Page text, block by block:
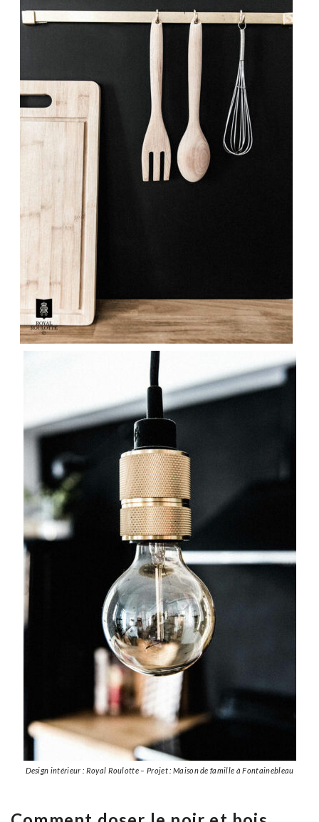
Design intérieur : Royal Roulotte – Projet : Maison de famille à Fontainebleau